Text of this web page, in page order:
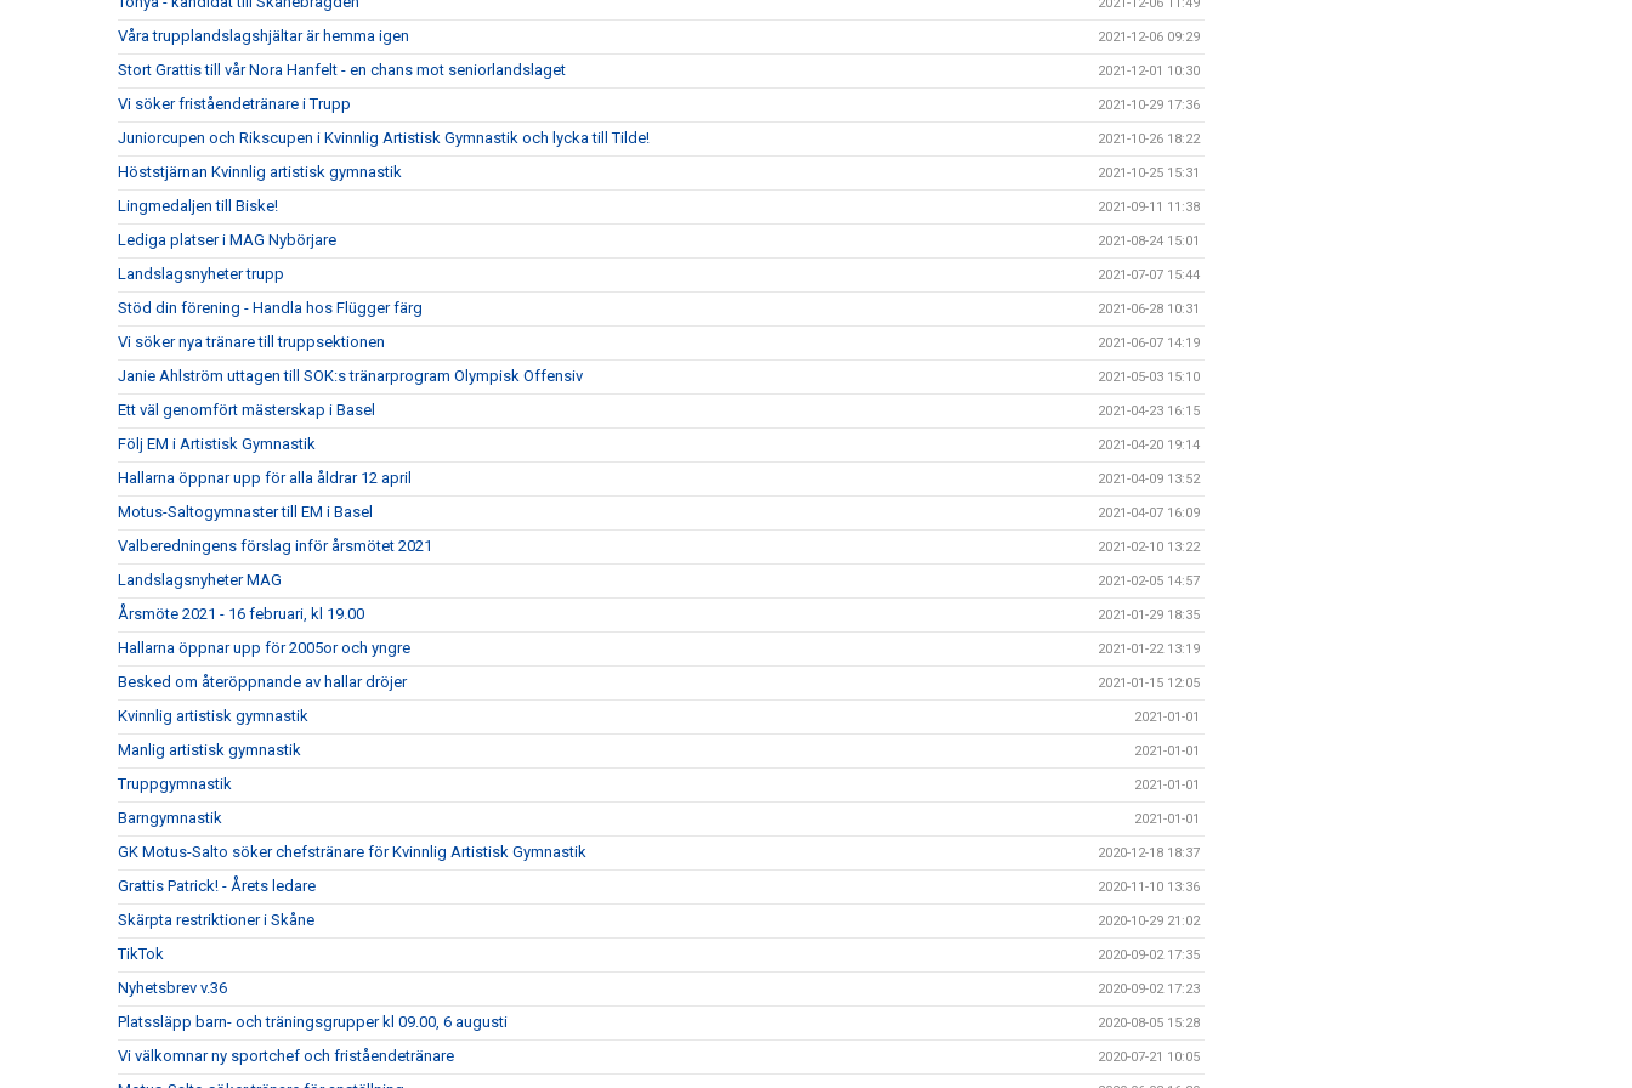
Våra trupplandslagshjältar är hemma igen 2021-12-06 09:29
Stort Grattis till vår Nora Hanfelt - en chans mot seniorlandslaget 2021-12-01 10:30
Vi söker friståendetränare i Trupp 2021-10-29 17:36
Juniorcupen och Rikscupen i Kvinnlig Artistisk Gymnastik och lycka till Tilde! 2021-10-26 18:22
Höststjärnan Kvinnlig artistisk gymnastik 2021-10-25 15:31
Lingmedaljen till Biske! 2021-09-11 11:38
Lediga platser i MAG Nybörjare 2021-08-24 15:01
Landslagsnyheter trupp 2021-07-07 15:44
Stöd din förening - Handla hos Flügger färg 2021-06-28 10:31
Vi söker nya tränare till truppsektionen 2021-06-07 14:19
Janie Ahlström uttagen till SOK:s tränarprogram Olympisk Offensiv 2021-05-03 15:10
Ett väl genomfört mästerskap i Basel 2021-04-23 16:15
Följ EM i Artistisk Gymnastik 2021-04-20 19:14
Hallarna öppnar upp för alla åldrar 12 april 2021-04-09 13:52
Motus-Saltogymnaster till EM i Basel 2021-04-07 16:09
Valberedningens förslag inför årsmötet 2021 2021-02-10 13:22
Landslagsnyheter MAG 2021-02-05 14:57
Årsmöte 2021 - 16 februari, kl 19.00 2021-01-29 18:35
Hallarna öppnar upp för 2005or och yngre 2021-01-22 13:19
Besked om återöppnande av hallar dröjer 2021-01-15 12:05
Kvinnlig artistisk gymnastik 2021-01-01
Manlig artistisk gymnastik 2021-01-01
Truppgymnastik 2021-01-01
Barngymnastik 2021-01-01
GK Motus-Salto söker chefstränare för Kvinnlig Artistisk Gymnastik 2020-12-18 18:37
Grattis Patrick! - Årets ledare 2020-11-10 13:36
Skärpta restriktioner i Skåne 2020-10-29 21:02
TikTok 2020-09-02 17:35
Nyhetsbrev v.36 2020-09-02 17:23
Platssläpp barn- och träningsgrupper kl 09.00, 6 augusti 2020-08-05 15:28
Vi välkomnar ny sportchef och friståendetränare 2020-07-21 10:05